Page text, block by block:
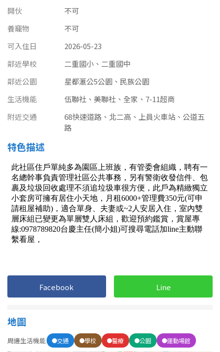
高雄市
屏東縣
台東縣
花蓮縣
金門連江
~
樓層
不拘
地下室
3樓
5~10樓 11~20樓
21樓以上
~ 樓
不拘
5房以上
開伙
不可
養竉物
不可
可入住日
2026-05-23
鄰近學校
二重國小、二重國中
鄰近公園
星都滙公5公園、民族公園
生活機能
伍聯社、美聯社、全家、7-11超商
附近交通
68快速道路、北二高、上員火車站、公道五
路
特色描述
Facebook Line
地圖
周邊生活機能 交通 學校 醫療 公園 運動場館